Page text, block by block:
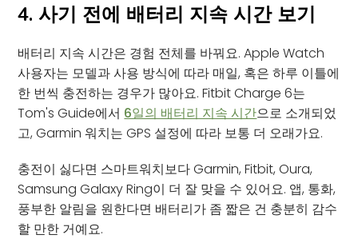
4. 사기 전에 배터리 지속 시간 보기
배터리 지속 시간은 경험 전체를 바꿔요. Apple Watch
사용자는 모델과 사용 방식에 따라 매일, 혹은 하루 이틀에
한 번씩 충전하는 경우가 많아요. Fitbit Charge 6는
Tom's Guide에서 6일의 배터리 지속 시간으로 소개되었
고, Garmin 워치는 GPS 설정에 따라 보통 더 오래가요.
충전이 싫다면 스마트워치보다 Garmin, Fitbit, Oura,
Samsung Galaxy Ring이 더 잘 맞을 수 있어요. 앱, 통화,
풍부한 알림을 원한다면 배터리가 좀 짧은 건 충분히 감수
할 만한 거예요.